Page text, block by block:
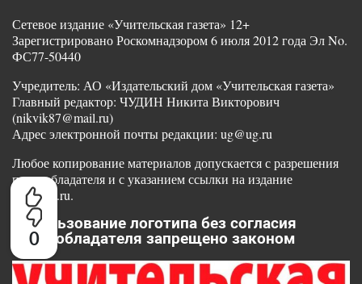
0
Сетевое издание «Учительская газета» 12+
Зарегистрировано Роскомнадзором 6 июля 2012 года Эл No.
ФС77-50440
Учредитель: АО «Издательский дом «Учительская газета»
Главный редактор: ЧУДИН Никита Викторович
(nikvik87@mail.ru)
Адрес электронной почты редакции: ug@ug.ru
Любое копирование материалов допускается с разрешения
правообладателя и с указанием ссылки на издание
www.ug.ru.
Использование логотипа без согласия
правообладателя запрещено законом